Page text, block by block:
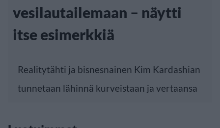
vesilautailemaan – näytti
itse esimerkkiä
Realitytähti ja bisnesnainen Kim Kardashian
tunnetaan lähinnä kurveistaan ja vertaansa